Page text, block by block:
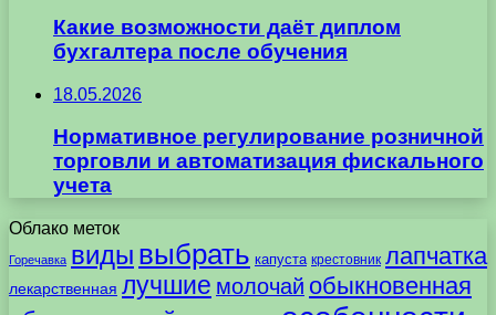
Какие возможности даёт диплом
бухгалтера после обучения
18.05.2026
Нормативное регулирование розничной
торговли и автоматизация фискального
учета
Облако меток
Горечавка виды выбрать капуста крестовник лапчатка
лекарственная лучшие молочай обыкновенная